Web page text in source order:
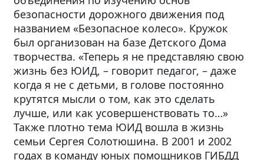
безопасности дорожного движения под
названием «Безопасное колесо». Кружок
был организован на базе Детского Дома
творчества. «Теперь я не представляю свою
жизнь без ЮИД, – говорит педагог, – даже
когда я не с детьми, в голове постоянно
крутятся мысли о том, как это сделать
лучше, или как усовершенствовать то…»
Также плотно тема ЮИД вошла в жизнь
семьи Сергея Солотюшина. В 2001 и 2002
годах в команду юных помощников ГИБДД